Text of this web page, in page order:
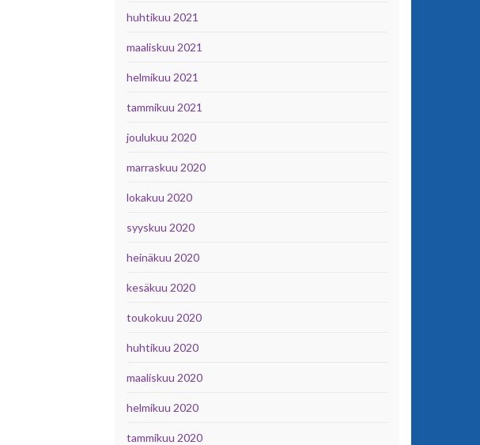
huhtikuu 2021
maaliskuu 2021
helmikuu 2021
tammikuu 2021
joulukuu 2020
marraskuu 2020
lokakuu 2020
syyskuu 2020
heinäkuu 2020
kesäkuu 2020
toukokuu 2020
huhtikuu 2020
maaliskuu 2020
helmikuu 2020
tammikuu 2020